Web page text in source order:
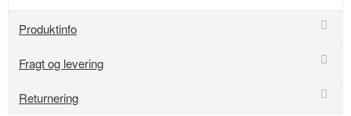
Produktinfo
Fragt og levering
Returnering